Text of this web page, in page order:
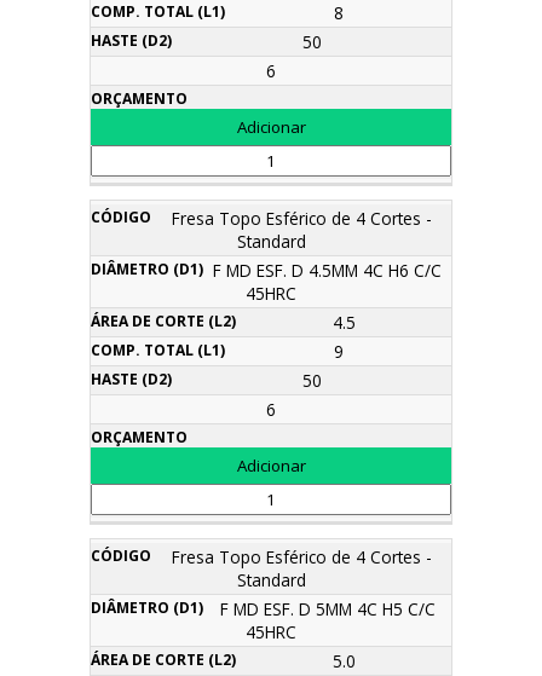
8
50
6
Fresa Topo Esférico de 4 Cortes -
Standard
F MD ESF. D 4.5MM 4C H6 C/C
45HRC
4.5
9
50
6
Fresa Topo Esférico de 4 Cortes -
Standard
F MD ESF. D 5MM 4C H5 C/C
45HRC
5.0